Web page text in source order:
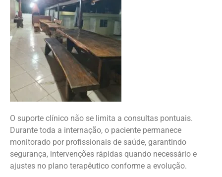
O suporte clínico não se limita a consultas pontuais.
Durante toda a internação, o paciente permanece
monitorado por profissionais de saúde, garantindo
segurança, intervenções rápidas quando necessário e
ajustes no plano terapêutico conforme a evolução.